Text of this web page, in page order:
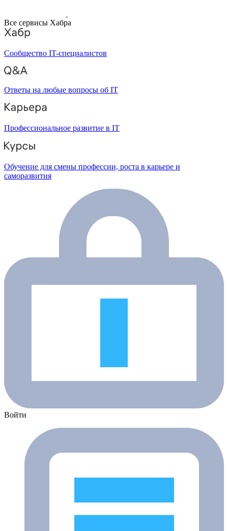
Все сервисы Хабра
Сообщество IT-специалистов
Ответы на любые вопросы об IT
Профессиональное развитие в IT
Обучение для смены профессии, роста в карьере и
саморазвития
Войти